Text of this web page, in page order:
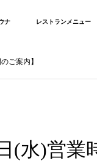
ナ レストランメニュー
ご案内】
(水)営業